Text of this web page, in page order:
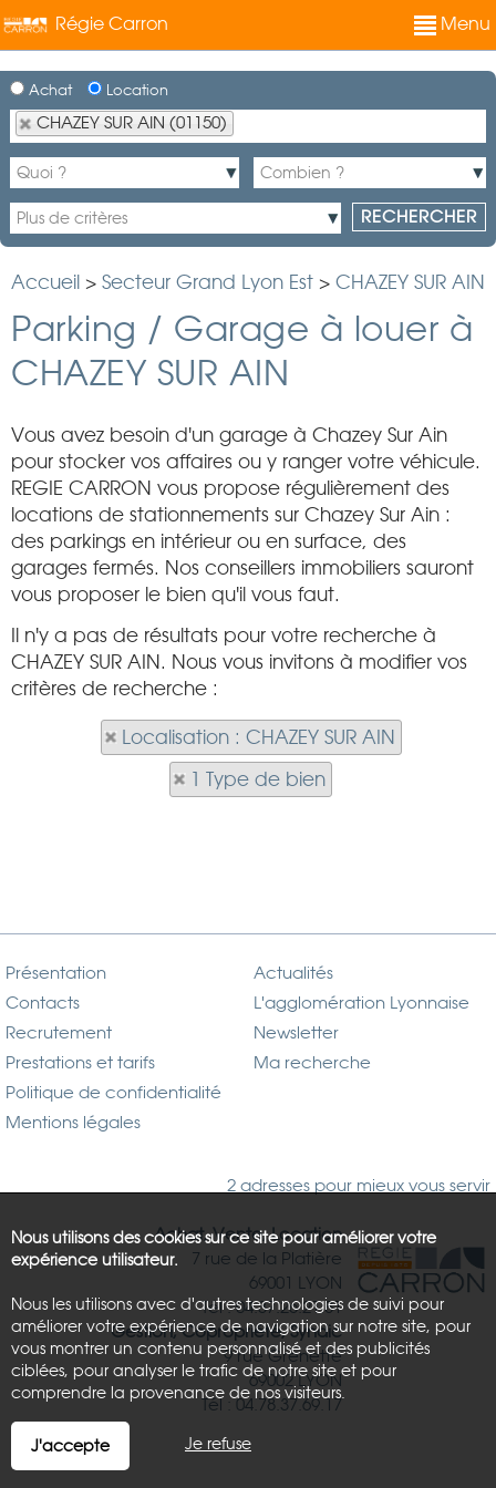
Régie Carron Menu
Achat Location
CHAZEY SUR AIN (01150)
Accueil > Secteur Grand Lyon Est > CHAZEY SUR AIN
Parking / Garage à louer à
CHAZEY SUR AIN
Vous avez besoin d'un garage à Chazey Sur Ain
pour stocker vos affaires ou y ranger votre véhicule.
REGIE CARRON vous propose régulièrement des
locations de stationnements sur Chazey Sur Ain :
des parkings en intérieur ou en surface, des
garages fermés. Nos conseillers immobiliers sauront
vous proposer le bien qu'il vous faut.
Il n'y a pas de résultats pour votre recherche à
CHAZEY SUR AIN. Nous vous invitons à modifier vos
critères de recherche :
Localisation : CHAZEY SUR AIN
1 Type de bien
Présentation
Contacts
Recrutement
Prestations et tarifs
Politique de confidentialité
Mentions légales
Actualités
L'agglomération Lyonnaise
Newsletter
Ma recherche
2 adresses pour mieux vous servir
Achat, Vente, Location
7 rue de la Platière
69001 LYON
Tél : 04.37.26.21.81
Gestion, Copropriété, Syndic
9 rue Grenette
69002 LYON
Tél : 04.78.37.69.17
Nous utilisons des cookies sur ce site pour améliorer votre
expérience utilisateur.
Nous les utilisons avec d'autres technologies de suivi pour
améliorer votre expérience de navigation sur notre site, pour
vous montrer un contenu personnalisé et des publicités
ciblées, pour analyser le trafic de notre site et pour
comprendre la provenance de nos visiteurs.
J'accepte Je refuse